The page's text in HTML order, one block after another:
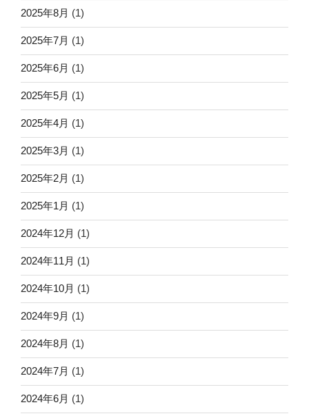
2025年8月 (1)
2025年7月 (1)
2025年6月 (1)
2025年5月 (1)
2025年4月 (1)
2025年3月 (1)
2025年2月 (1)
2025年1月 (1)
2024年12月 (1)
2024年11月 (1)
2024年10月 (1)
2024年9月 (1)
2024年8月 (1)
2024年7月 (1)
2024年6月 (1)